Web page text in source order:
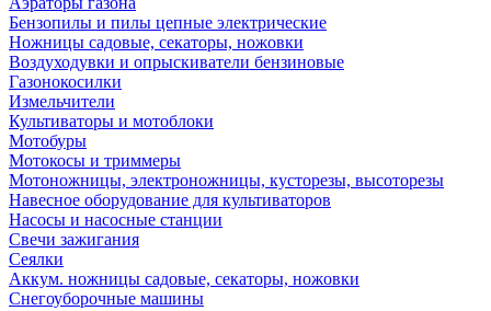
Бензопилы и пилы цепные электрические
Ножницы садовые, секаторы, ножовки
Воздуходувки и опрыскиватели бензиновые
Газонокосилки
Измельчители
Культиваторы и мотоблоки
Мотобуры
Мотокосы и триммеры
Мотоножницы, электроножницы, кусторезы, высоторезы
Навесное оборудование для культиваторов
Насосы и насосные станции
Свечи зажигания
Сеялки
Аккум. ножницы садовые, секаторы, ножовки
Снегоуборочные машины